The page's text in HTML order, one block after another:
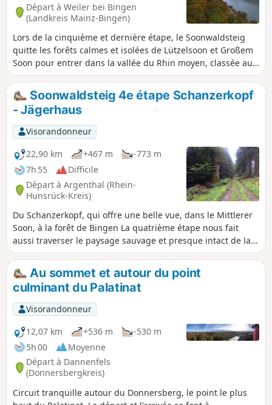
Départ à Weiler bei Bingen
(Landkreis Mainz-Bingen)
Lors de la cinquième et dernière étape, le Soonwaldsteig
quitte les forêts calmes et isolées de Lützelsoon et Großem
Soon pour entrer dans la vallée du Rhin moyen, classée au
patrimoine mondial. Le parcours emprunte principalement
des sentiers étroits et des chemins rocailleux. Une gorge
étroite, un torrent tumultueux, deux ruines médiévales et
plusieurs vues imprenables sur la vallée du Rhin
caractérisent ce tronçon qui commence à la maison
forestière Jägerhaus et se termine à Bingen am Rhein.
Soonwaldsteig 4e étape Schanzerkopf
- Jägerhaus
Visorandonneur
22,90 km
+467 m
-773 m
7h 55
Difficile
Départ à Argenthal (Rhein-
Hunsrück-Kreis)
Du Schanzerkopf, qui offre une belle vue, dans le Mittlerer
Soon, à la forêt de Bingen La quatrième étape nous fait
aussi traverser le paysage sauvage et presque intact de la
forêt de Soonwald. Mais on se rapproche de plus en plus de
la civilisation. On passe près du village de Rheinböllen, on
traverse un parc éolien et deux anciennes maisons
forestières nous invitent à faire une pause. Sur le tronçon
entre le Schanzerkopf et la maison forestière Jägerhaus, on
peut profiter d'une vue magnifique et, en plus de la crête
panoramique de la forêt de Soonwald, on passe devant
deux tours panoramiques.
Au sommet et autour du point
culminant du Palatinat
Visorandonneur
12,07 km
+536 m
-530 m
5h 00
Moyenne
Départ à Dannenfels
(Donnersbergkreis)
Circuit tranquille autour du Donnersberg, le point le plus